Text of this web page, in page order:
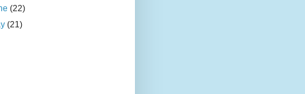
(22)
(21)